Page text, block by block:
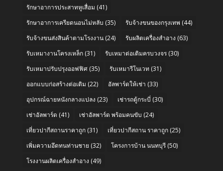
รักษาอาการประสาทหูเสื่อม (41)
รักษาอาการเครียดนอนไม่หลับ (35) รับจ้างขนของกรุงเทพ (44)
รับจ้างขนส่งสินค้าตามโรงงาน(24) รับผลิตเครื่องสำอาง (63)
รับเหมางานโครงเหล็ก(31) รับเหมาต่อเติมครบวงจร(30)
รับเหมาปรับปรุงออฟฟิศ(35) รับเหมารีโนเวท (31)
ออกแบบก่อสร้างต่อเติม (22) อัลพาร์ดให้เช่า (33)
อุปกรณ์ฉายหนังกลางแปลง (23) เช่ารถตู้กระบี่ (30)
เช่าอัลพาร์ด (41) เช่าอัลพาร์ด พร้อมคนขับ (24)
เที่ยวปากีสถานราคาถูก(31) เที่ยวปากีสถาน ราคาถูก(25)
เพิ่มความอึดทนท่านชาย (32) โครงการบ้าน นนทบุรี(50)
โรงงานผลิตเครื่องสำอาง (49)